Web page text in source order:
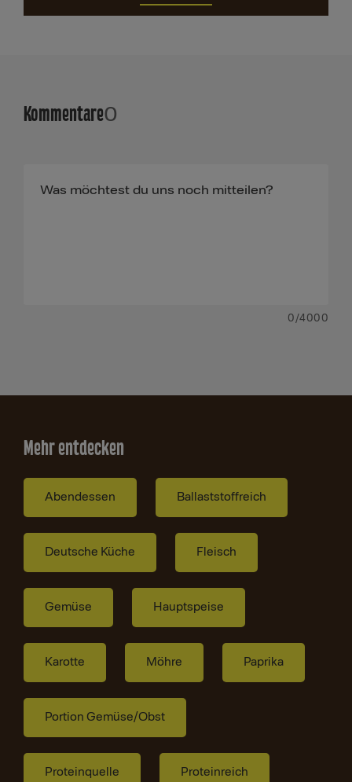
Kommentare0
0 /4000
Mehr entdecken
Abendessen Ballaststoffreich
Deutsche Küche Fleisch
Gemüse Hauptspeise
Karotte Möhre Paprika
Portion Gemüse/Obst
Proteinquelle Proteinreich